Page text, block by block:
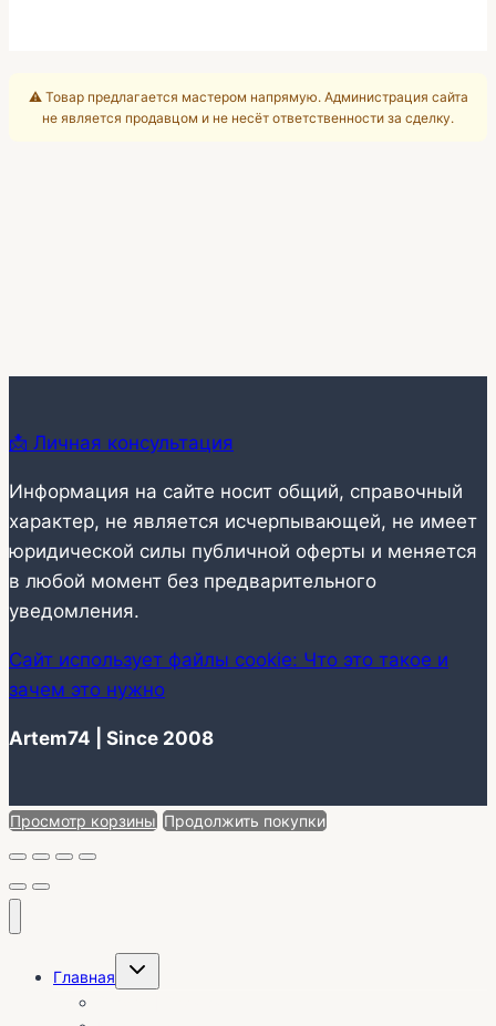
⚠️ Товар предлагается мастером напрямую. Администрация сайта
не является продавцом и не несёт ответственности за сделку.
📩 Личная консультация
Информация на сайте носит общий, справочный
характер, не является исчерпывающей, не имеет
юридической силы публичной оферты и меняется
в любой момент без предварительного
уведомления.
Сайт использует файлы cookie: Что это такое и
зачем это нужно
Artem74 | Since 2008
Просмотр корзины Продолжить покупки
Главная
Переключить